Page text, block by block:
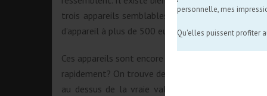
personnelle, mes
Qu'elles puissent profiter
trois appareils semblables mais distincts dans
d’appareil à plus de 500 euros = t’a pas de belles
Ces appareils sont encore abordables mais pour
rapidement? On trouve des vulgaires tout-
au dessus de la vraie valeur de l’apapreil, tout